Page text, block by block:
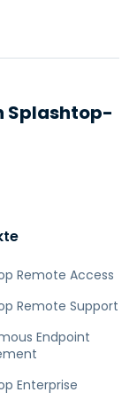
Remote Access
Remote Support
Endpoint
Enterprise
Splashtop-